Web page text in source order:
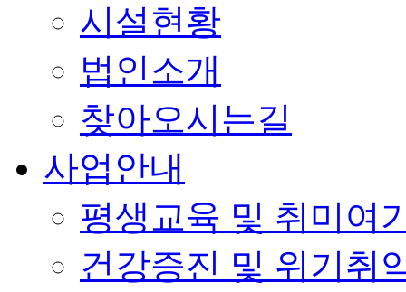
시설현황
법인소개
찾아오시는길
사업안내
평생교육 및 취미여
건강증진 및 위기취